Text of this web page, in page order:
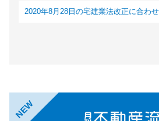
2020年8月28日の宅建業法改正に合わ
NEW